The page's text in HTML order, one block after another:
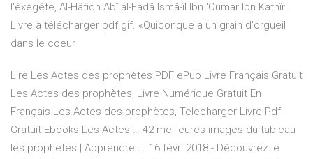
l'éxègéte, Al-Hâfidh Abî al-Fadâ Ismâ-îl Ibn 'Oumar Ibn Kathîr.
Livre à télécharger pdf.gif. «Quiconque a un grain d'orgueil
dans le coeur
Lire Les Actes des prophètes PDF ePub Livre Français Gratuit
Les Actes des prophètes, Livre Numérique Gratuit En
Français Les Actes des prophètes, Telecharger Livre Pdf
Gratuit Ebooks Les Actes … 42 meilleures images du tableau
les prophetes | Apprendre ... 16 févr. 2018 - Découvrez le